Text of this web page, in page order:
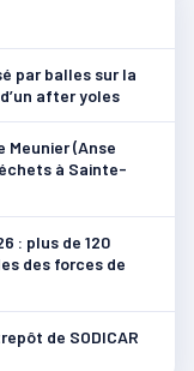
par balles sur la
after yoles
Meunier (Anse
à Sainte-
: plus de 120
des forces de
de SODICAR